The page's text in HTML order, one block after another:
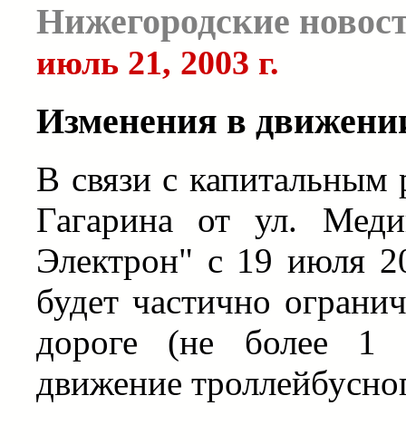
Нижегородские
июль 21, 2003 г.
Изменения в
В связи с капитальным
Гагарина от ул.
Электрон" с 19 июля
будет частично
дороге (не более 1
движение